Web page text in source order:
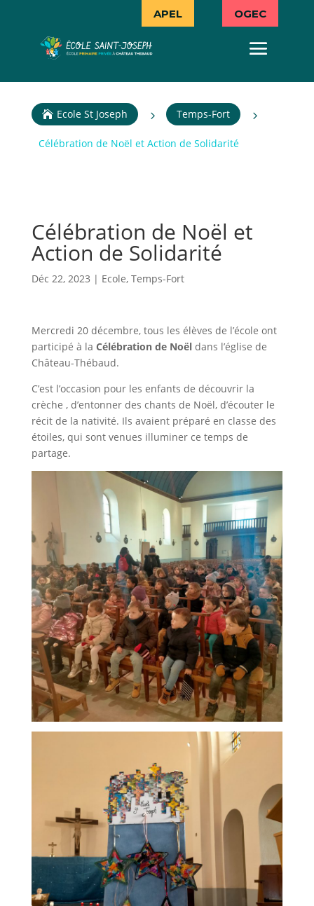
APEL OGEC
 Ecole St Joseph 5 Temps-Fort 5
Célébration de Noël et Action de Solidarité
Célébration de Noël et
Action de Solidarité
Déc 22, 2023 | Ecole, Temps-Fort
Mercredi 20 décembre, tous les élèves de l’école ont
participé à la Célébration de Noël dans l’église de
Château-Thébaud.
C’est l’occasion pour les enfants de découvrir la
crèche , d’entonner des chants de Noël, d’écouter le
récit de la nativité. Ils avaient préparé en classe des
étoiles, qui sont venues illuminer ce temps de
partage.